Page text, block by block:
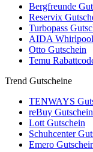
Bergfreunde
Reservix
Turbopass
AIDA
Otto Gutschein
Temu
Trend Gutscheine
TENWAYS
reBuy Gutschein
Lott Gutschein
Schuhcenter
Emero